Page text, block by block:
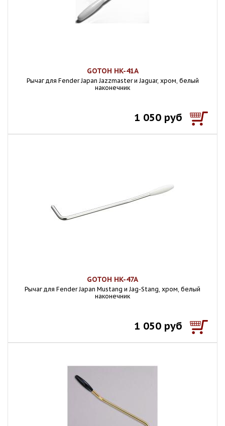
GOTOH HK-41A
Рычаг для Fender Japan Jazzmaster и Jaguar, хром, белый
наконечник
1 050 руб
GOTOH HK-47A
Рычаг для Fender Japan Mustang и Jag-Stang, хром, белый
наконечник
1 050 руб